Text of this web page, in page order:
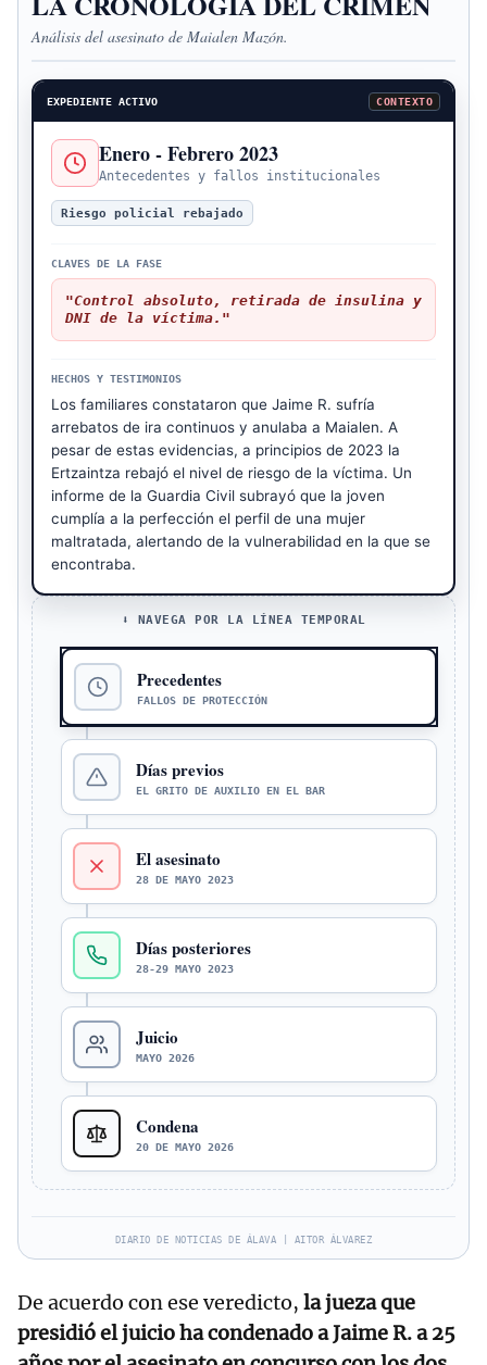
Análisis del asesinato de Maialen Mazón.
EXPEDIENTE ACTIVO CONTEXTO
Enero - Febrero 2023
Antecedentes y fallos institucionales
Riesgo policial rebajado
CLAVES DE LA FASE
"Control absoluto, retirada de insulina y
DNI de la víctima."
HECHOS Y TESTIMONIOS
Los familiares constataron que Jaime R. sufría
arrebatos de ira continuos y anulaba a Maialen. A
pesar de estas evidencias, a principios de 2023 la
Ertzaintza rebajó el nivel de riesgo de la víctima. Un
informe de la Guardia Civil subrayó que la joven
cumplía a la perfección el perfil de una mujer
maltratada, alertando de la vulnerabilidad en la que se
encontraba.
⬇ NAVEGA POR LA LÍNEA TEMPORAL
Precedentes
FALLOS DE PROTECCIÓN
Días previos
EL GRITO DE AUXILIO EN EL BAR
El asesinato
28 DE MAYO 2023
Días posteriores
28-29 MAYO 2023
Juicio
MAYO 2026
Condena
20 DE MAYO 2026
DIARIO DE NOTICIAS DE ÁLAVA | AITOR ÁLVAREZ
De acuerdo con ese veredicto, la jueza que
presidió el juicio ha condenado a Jaime R. a 25